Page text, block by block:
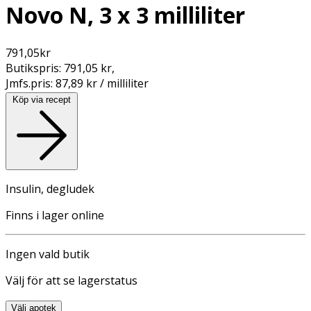
Novo N, 3 x 3 milliliter
791,05kr
Butikspris: 791,05 kr,
Jmfs.pris: 87,89 kr / milliliter
Köp via recept
Insulin, degludek
Finns i lager online
Ingen vald butik
Välj för att se lagerstatus
Välj apotek